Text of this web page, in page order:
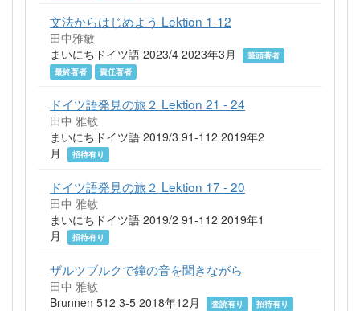
文法からはじめよう Lektion 1-12
田中雅敏
まいにちドイツ語 2023/4 2023年3月
筆頭著者
最終著者
責任著者
ドイツ語発見の旅２ Lektion 21 - 24
田中 雅敏
まいにちドイツ語 2019/3 91-112 2019年2
月
招待有り
ドイツ語発見の旅２ Lektion 17 - 20
田中 雅敏
まいにちドイツ語 2019/2 91-112 2019年1
月
招待有り
ザルツブルクで鐘の音を聞きながら
田中 雅敏
Brunnen 512 3-5 2018年12月
査読有り 招待有り